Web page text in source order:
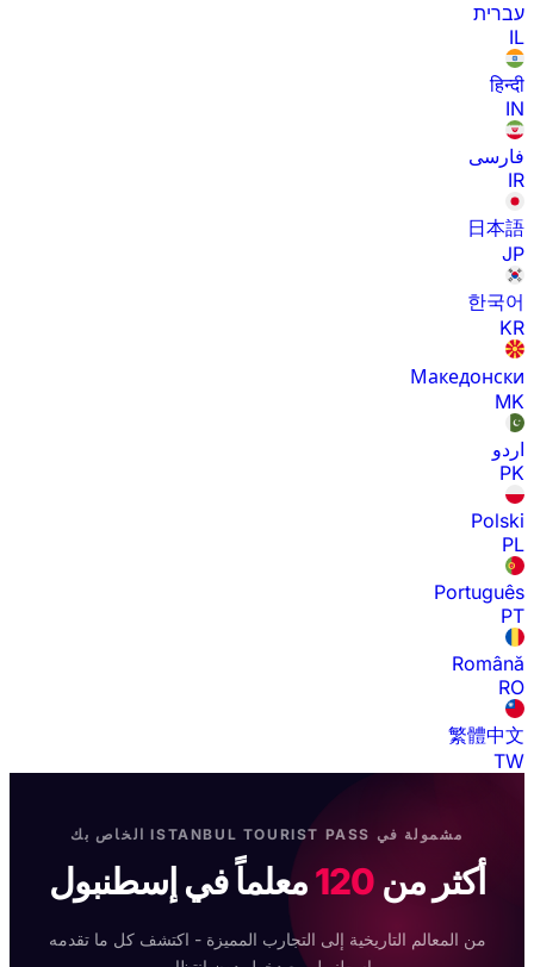
עברית
IL
हिन्दी
IN
فارسی
IR
日本語
JP
한국어
KR
Македонски
MK
اردو
PK
Polski
PL
Português
PT
Română
RO
繁體中文
TW
مشمولة في ISTANBUL TOURIST PASS الخاص بك
أكثر من 120معلماً في إسطنبول
من المعالم التاريخية إلى التجارب المميزة - اكتشف كل ما تقدمه